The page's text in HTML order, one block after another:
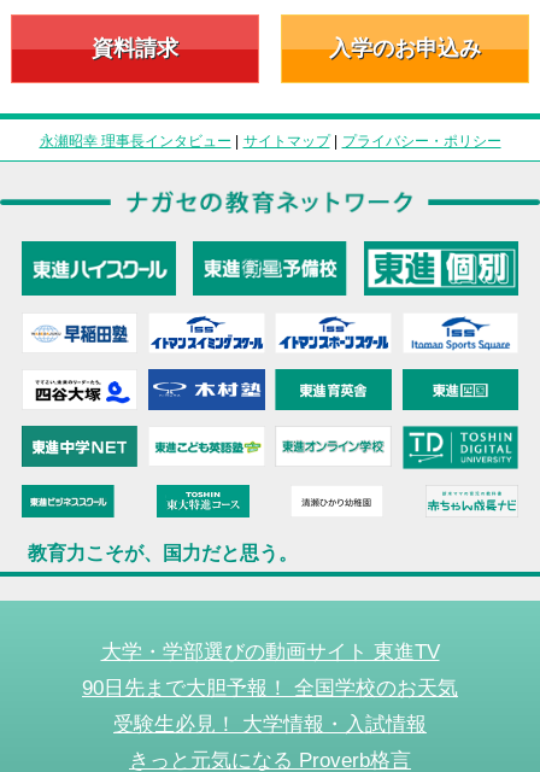
資料請求 入学のお申込み
永瀬昭幸 理事長インタビュー | サイトマップ| プライバシー・ポリシー
教育力こそが、国力だと思う。
大学・学部選びの動画サイト 東進TV
90日先まで大胆予報！ 全国学校のお天気
受験生必見！ 大学情報・入試情報
きっと元気になる Proverb格言